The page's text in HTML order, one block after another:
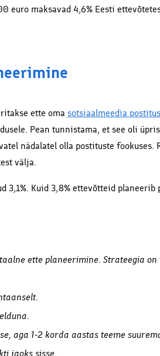
euro maksavad 4,6% Eesti
ette oma sotsiaalmeedia
Pean tunnistama, et see oli
nädalatel olla postituste fookuses.
välja.
3,1%. Kuid 3,8% ettevõtteid
ette planeerimine. Strateegia
aga 1-2 korda aastas teeme
jaoks sisse.